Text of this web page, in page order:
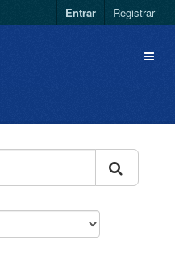
Entrar Registrar